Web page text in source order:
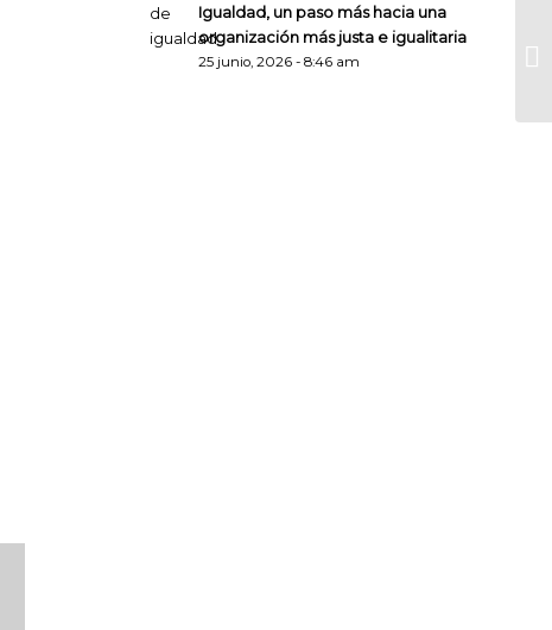
Igualdad, un paso más hacia una
organización más justa e igualitaria
25 junio, 2026 - 8:46 am